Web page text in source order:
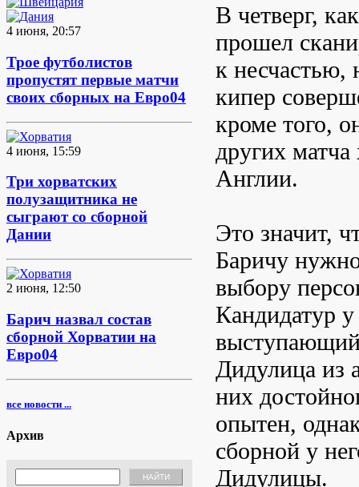
4 июня, 20:57
Трое футболистов
пропустят первые матчи
своих сборных на Евро04
4 июня, 15:59
Три хорватских
полузащитника не
сыграют со сборной
Дании
2 июня, 12:50
Барич назвал состав
сборной Хорватии на
Евро04
все новости ...
Архив
В четверг,
прошел
к несчастью,
кипер
кроме того,
других
Англии.
Это значит,
Баричу
выбору
Кандидатур
Дидулица из
них
опытен,
сборной у
Дидулицы.